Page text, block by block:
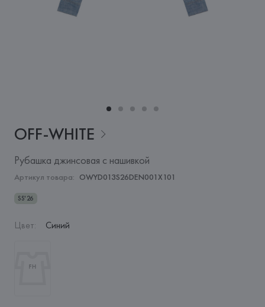
OFF-WHITE
Рубашка джинсовая с нашивкой
Артикул товара: OWYD013S26DEN001X101
SS'26
Цвет: Синий